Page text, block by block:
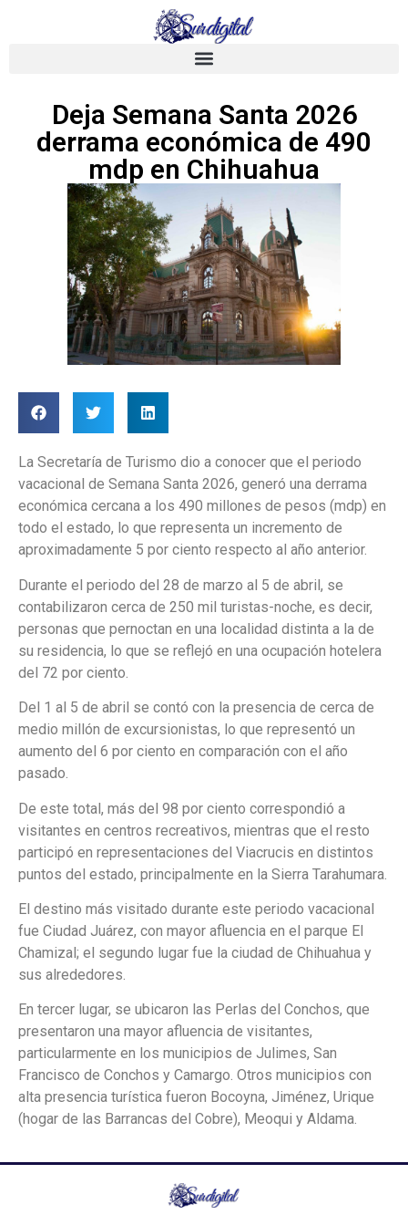
Deja Semana Santa 2026
derrama económica de 490
mdp en Chihuahua
La Secretaría de Turismo dio a conocer que el periodo
vacacional de Semana Santa 2026, generó una derrama
económica cercana a los 490 millones de pesos (mdp) en
todo el estado, lo que representa un incremento de
aproximadamente 5 por ciento respecto al año anterior.
Durante el periodo del 28 de marzo al 5 de abril, se
contabilizaron cerca de 250 mil turistas-noche, es decir,
personas que pernoctan en una localidad distinta a la de
su residencia, lo que se reflejó en una ocupación hotelera
del 72 por ciento.
Del 1 al 5 de abril se contó con la presencia de cerca de
medio millón de excursionistas, lo que representó un
aumento del 6 por ciento en comparación con el año
pasado.
De este total, más del 98 por ciento correspondió a
visitantes en centros recreativos, mientras que el resto
participó en representaciones del Viacrucis en distintos
puntos del estado, principalmente en la Sierra Tarahumara.
El destino más visitado durante este periodo vacacional
fue Ciudad Juárez, con mayor afluencia en el parque El
Chamizal; el segundo lugar fue la ciudad de Chihuahua y
sus alrededores.
En tercer lugar, se ubicaron las Perlas del Conchos, que
presentaron una mayor afluencia de visitantes,
particularmente en los municipios de Julimes, San
Francisco de Conchos y Camargo. Otros municipios con
alta presencia turística fueron Bocoyna, Jiménez, Urique
(hogar de las Barrancas del Cobre), Meoqui y Aldama.